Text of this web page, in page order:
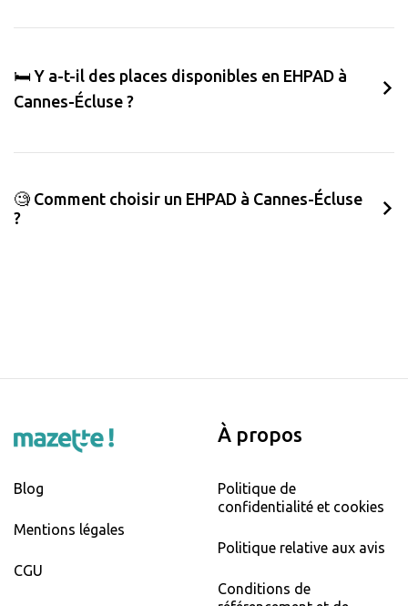
🛏️ Y a-t-il des places disponibles en EHPAD à
Cannes-Écluse ?
🧐 Comment choisir un EHPAD à Cannes-Écluse
?
Blog
Mentions légales
CGU
À propos
Politique de
confidentialité et cookies
Politique relative aux avis
Conditions de